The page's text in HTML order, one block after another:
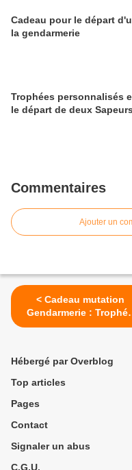
Cadeau pour le départ
la gendarmerie
Trophées personnalisés
le départ de deux
Commentaires
Ajouter un
< Cadeau mutation
Gendarmerie :
BGTA La Réunion
Hébergé par Overblog
Top articles
Pages
Contact
Signaler un abus
C.G.U.